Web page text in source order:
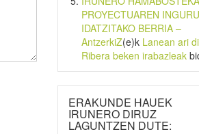
PROYECTUAREN
IDATZITAKO BERRIA –
AntzerkiZ(e)k Lanean ari
Ribera beken irabazleak
ERAKUNDE HAUEK
IRUNERO DIRUZ
LAGUNTZEN DUTE: